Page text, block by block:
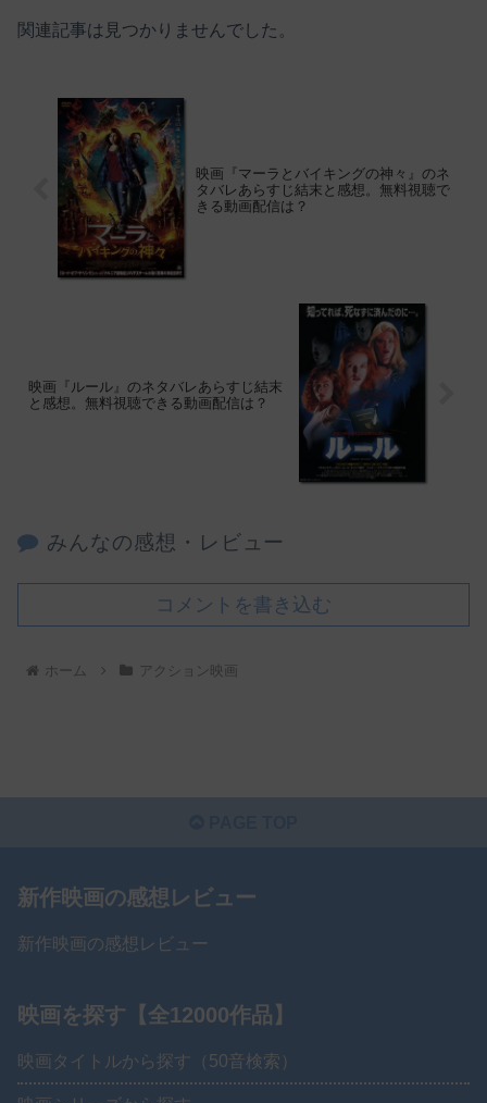
関連記事は見つかりませんでした。
映画『マーラとバイキングの神々』のネ
タバレあらすじ結末と感想。無料視聴で
きる動画配信は？
映画『ルール』のネタバレあらすじ結末
と感想。無料視聴できる動画配信は？
みんなの感想・レビュー
コメントを書き込む
ホーム アクション映画
新作映画の感想レビュー
新作映画の感想レビュー
映画を探す【全12000作品】
映画タイトルから探す（50音検索）